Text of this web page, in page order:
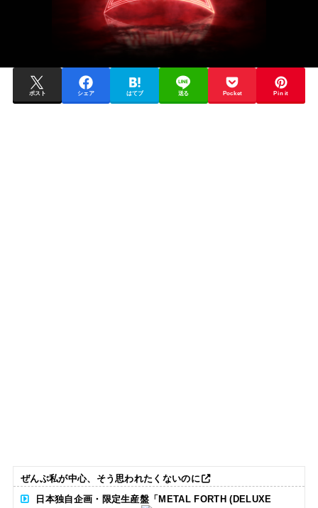
ポスト シェア はてブ 送る Pocket Pin it
ぜんぶ私が中心、そう思われたくないのに
日本独自企画・限定生産盤「METAL FORTH (DELUXE